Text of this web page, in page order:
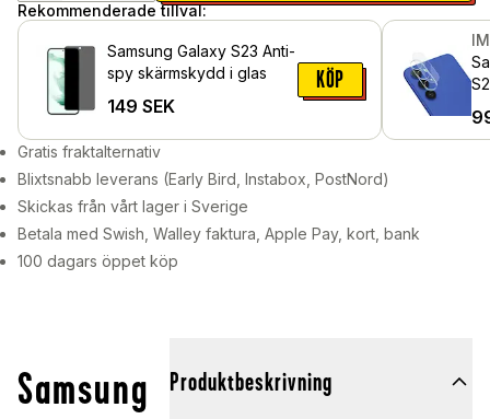
Rekommenderade tillval:
Samsung Galaxy S23 Anti-
spy skärmskydd i glas
149 SEK
KÖP
Gratis fraktalternativ
Blixtsnabb leverans (Early Bird, Instabox, PostNord)
Skickas från vårt lager i Sverige
Betala med Swish, Walley faktura, Apple Pay, kort, bank
100 dagars öppet köp
Samsung
Produktbeskrivning